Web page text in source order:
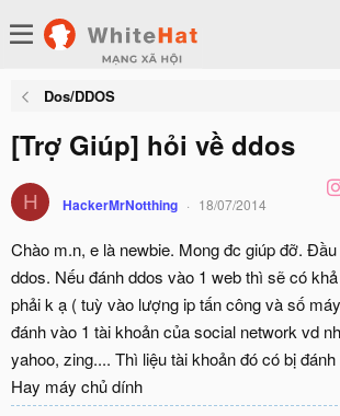
Dos/DDOS
[Trợ Giúp] hỏi về ddos
H HackerMrNotthing 18/07/2014
Chào m.n, e là newbie. Mong đc giúp đỡ.
ddos. Nếu đánh ddos vào 1 web thì sẽ có
phải k ạ ( tuỳ vào lượng ip tấn công và số
đánh vào 1 tài khoản của social network vd
yahoo, zing.... Thì liệu tài khoản đó có bị
Hay máy chủ dính